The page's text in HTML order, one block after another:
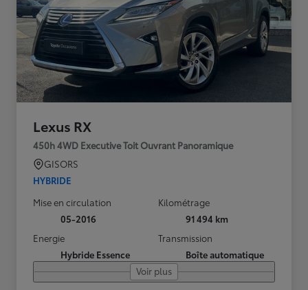
Lexus RX
450h 4WD Executive Toit Ouvrant Panoramique
GISORS
HYBRIDE
Mise en circulation
05-2016
Kilométrage
91 494 km
Energie
Hybride Essence
Transmission
Boîte automatique
Voir plus